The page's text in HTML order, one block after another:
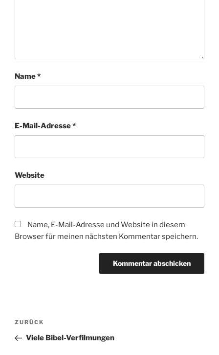
Name*
E-Mail-Adresse*
Website
Name, E-Mail-Adresse und Website in diesem
Browser für meinen nächsten Kommentar speichern.
Beitragsnavigation
Vorheriger
Beitrag
ZURÜCK
Viele Bibel-Verfilmungen